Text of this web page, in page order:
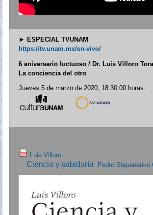
► ESPECIAL TVUNAM
https://tv.unam.mx/en-vivo/
6 aniversario luctuoso / Dr. Luis Villoro
La conciencia del otro
Jueves 5 de marzo de 2020, 18:30:00 horas.
Luis Villoro
Ciencia y sabiduría Pedro Stepanenko